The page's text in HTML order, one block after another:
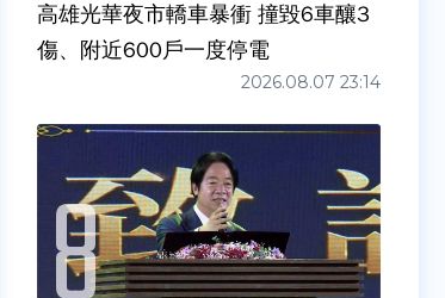
高雄光華夜市轎車暴衝 撞毀6車釀3
傷、附近600戶一度停電
2026.08.07 23:14